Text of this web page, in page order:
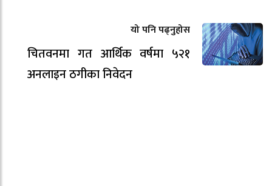
यो पनि पढ्नुहोस
चितवनमा गत आर्थिक वर्षमा ५२१
अनलाइन ठगीका निवेदन